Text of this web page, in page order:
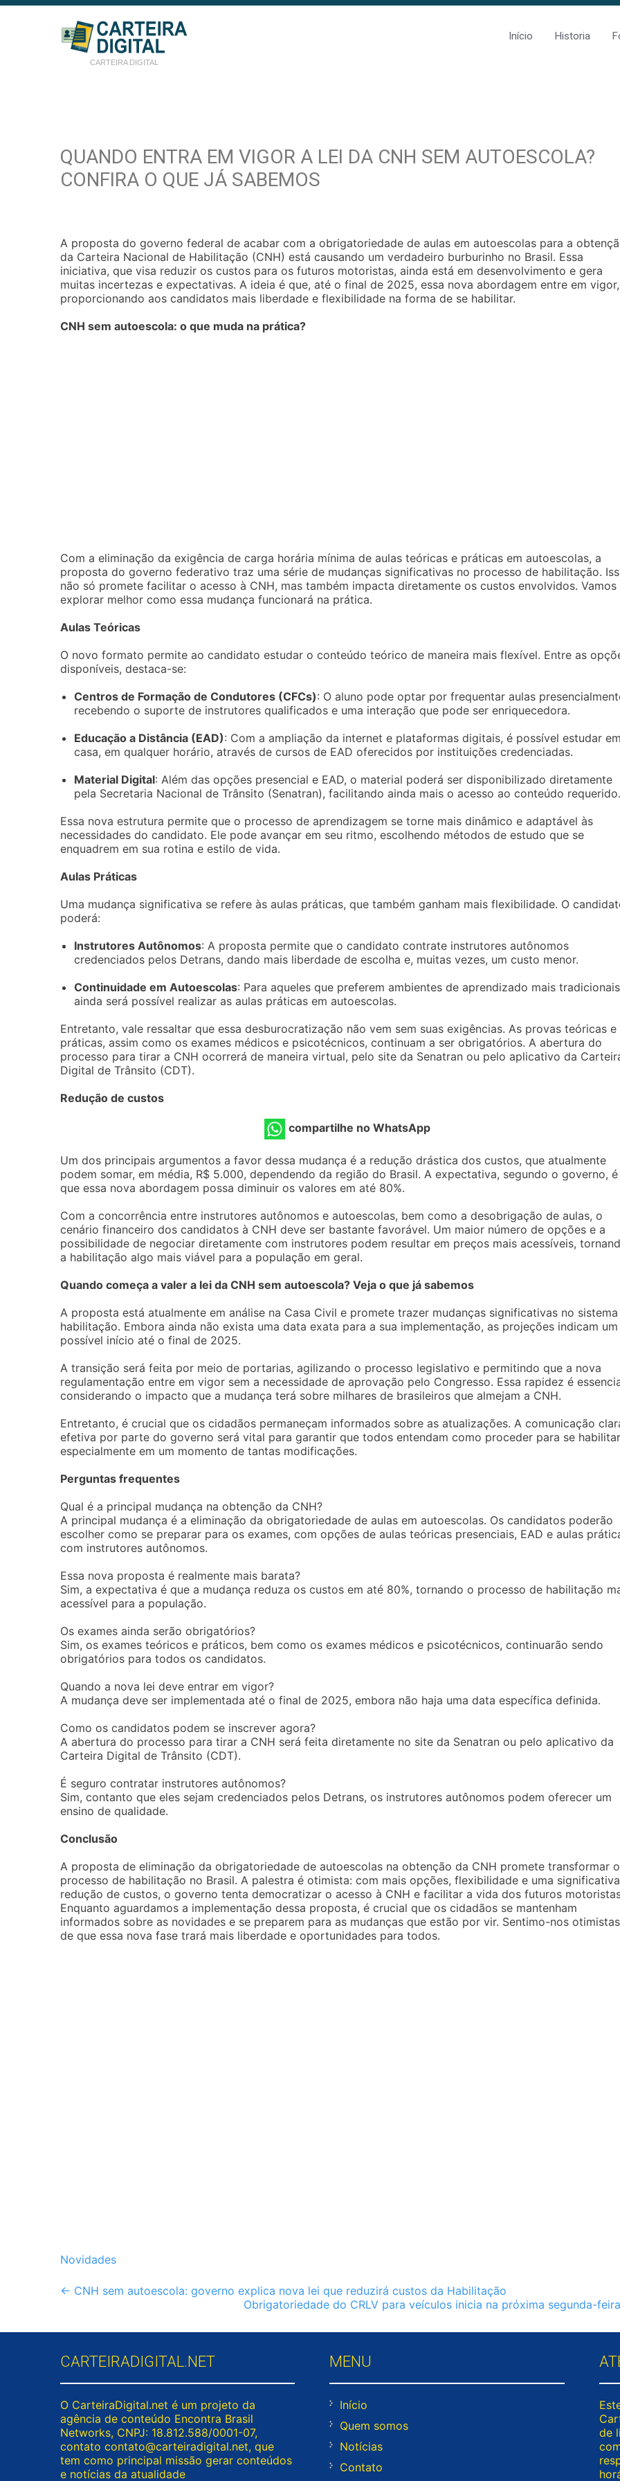
CARTEIRA DIGITAL
Início Historia
QUANDO ENTRA EM VIGOR A LEI DA CNH SEM AUTOESCOLA?
CONFIRA O QUE JÁ SABEMOS
A proposta do governo federal de acabar com a obrigatoriedade de aulas em autoescolas para a
da Carteira Nacional de Habilitação (CNH) está causando um verdadeiro burburinho no Brasil. Essa
iniciativa, que visa reduzir os custos para os futuros motoristas, ainda está em desenvolvimento e gera
muitas incertezas e expectativas. A ideia é que, até o final de 2025, essa nova abordagem entre em vigor,
proporcionando aos candidatos mais liberdade e flexibilidade na forma de se habilitar.
CNH sem autoescola: o que muda na prática?
Com a eliminação da exigência de carga horária mínima de aulas teóricas e práticas em autoescolas, a
proposta do governo federativo traz uma série de mudanças significativas no processo de habilitação.
não só promete facilitar o acesso à CNH, mas também impacta diretamente os custos envolvidos. Vamos
explorar melhor como essa mudança funcionará na prática.
Aulas Teóricas
O novo formato permite ao candidato estudar o conteúdo teórico de maneira mais flexível. Entre as
disponíveis, destaca-se:
Centros de Formação de Condutores (CFCs): O aluno pode optar por frequentar aulas
recebendo o suporte de instrutores qualificados e uma interação que pode ser enriquecedora.
Educação a Distância (EAD): Com a ampliação da internet e plataformas digitais, é possível estudar
casa, em qualquer horário, através de cursos de EAD oferecidos por instituições credenciadas.
Material Digital: Além das opções presencial e EAD, o material poderá ser disponibilizado diretamente
pela Secretaria Nacional de Trânsito (Senatran), facilitando ainda mais o acesso ao conteúdo requerido.
Essa nova estrutura permite que o processo de aprendizagem se torne mais dinâmico e adaptável às
necessidades do candidato. Ele pode avançar em seu ritmo, escolhendo métodos de estudo que se
enquadrem em sua rotina e estilo de vida.
Aulas Práticas
Uma mudança significativa se refere às aulas práticas, que também ganham mais flexibilidade. O
poderá:
Instrutores Autônomos: A proposta permite que o candidato contrate instrutores autônomos
credenciados pelos Detrans, dando mais liberdade de escolha e, muitas vezes, um custo menor.
Continuidade em Autoescolas: Para aqueles que preferem ambientes de aprendizado mais
ainda será possível realizar as aulas práticas em autoescolas.
Entretanto, vale ressaltar que essa desburocratização não vem sem suas exigências. As provas teóricas e
práticas, assim como os exames médicos e psicotécnicos, continuam a ser obrigatórios. A abertura do
processo para tirar a CNH ocorrerá de maneira virtual, pelo site da Senatran ou pelo aplicativo da
Digital de Trânsito (CDT).
Redução de custos
compartilhe no WhatsApp
Um dos principais argumentos a favor dessa mudança é a redução drástica dos custos, que atualmente
podem somar, em média, R$ 5.000, dependendo da região do Brasil. A expectativa, segundo o governo, é
que essa nova abordagem possa diminuir os valores em até 80%.
Com a concorrência entre instrutores autônomos e autoescolas, bem como a desobrigação de aulas, o
cenário financeiro dos candidatos à CNH deve ser bastante favorável. Um maior número de opções e a
possibilidade de negociar diretamente com instrutores podem resultar em preços mais acessíveis,
a habilitação algo mais viável para a população em geral.
Quando começa a valer a lei da CNH sem autoescola? Veja o que já sabemos
A proposta está atualmente em análise na Casa Civil e promete trazer mudanças significativas no
habilitação. Embora ainda não exista uma data exata para a sua implementação, as projeções indicam um
possível início até o final de 2025.
A transição será feita por meio de portarias, agilizando o processo legislativo e permitindo que a nova
regulamentação entre em vigor sem a necessidade de aprovação pelo Congresso. Essa rapidez é
considerando o impacto que a mudança terá sobre milhares de brasileiros que almejam a CNH.
Entretanto, é crucial que os cidadãos permaneçam informados sobre as atualizações. A comunicação
efetiva por parte do governo será vital para garantir que todos entendam como proceder para se
especialmente em um momento de tantas modificações.
Perguntas frequentes
Qual é a principal mudança na obtenção da CNH?
A principal mudança é a eliminação da obrigatoriedade de aulas em autoescolas. Os candidatos poderão
escolher como se preparar para os exames, com opções de aulas teóricas presenciais, EAD e aulas
com instrutores autônomos.
Essa nova proposta é realmente mais barata?
Sim, a expectativa é que a mudança reduza os custos em até 80%, tornando o processo de habilitação
acessível para a população.
Os exames ainda serão obrigatórios?
Sim, os exames teóricos e práticos, bem como os exames médicos e psicotécnicos, continuarão sendo
obrigatórios para todos os candidatos.
Quando a nova lei deve entrar em vigor?
A mudança deve ser implementada até o final de 2025, embora não haja uma data específica definida.
Como os candidatos podem se inscrever agora?
A abertura do processo para tirar a CNH será feita diretamente no site da Senatran ou pelo aplicativo da
Carteira Digital de Trânsito (CDT).
É seguro contratar instrutores autônomos?
Sim, contanto que eles sejam credenciados pelos Detrans, os instrutores autônomos podem oferecer um
ensino de qualidade.
Conclusão
A proposta de eliminação da obrigatoriedade de autoescolas na obtenção da CNH promete transformar o
processo de habilitação no Brasil. A palestra é otimista: com mais opções, flexibilidade e uma significativa
redução de custos, o governo tenta democratizar o acesso à CNH e facilitar a vida dos futuros
Enquanto aguardamos a implementação dessa proposta, é crucial que os cidadãos se mantenham
informados sobre as novidades e se preparem para as mudanças que estão por vir. Sentimo-nos otimistas
de que essa nova fase trará mais liberdade e oportunidades para todos.
Novidades
Post
← CNH sem autoescola: governo explica nova lei que reduzirá custos da Habilitação
Obrigatoriedade do CRLV para veículos inicia na próxima segunda-
CARTEIRADIGITAL.NET
O CarteiraDigital.net é um projeto da
agência de conteúdo Encontra Brasil
Networks, CNPJ: 18.812.588/0001-07,
contato contato@carteiradigital.net, que
tem como principal missão gerar conteúdos
e notícias da atualidade
MENU
Início
Quem somos
Notícias
Contato
de